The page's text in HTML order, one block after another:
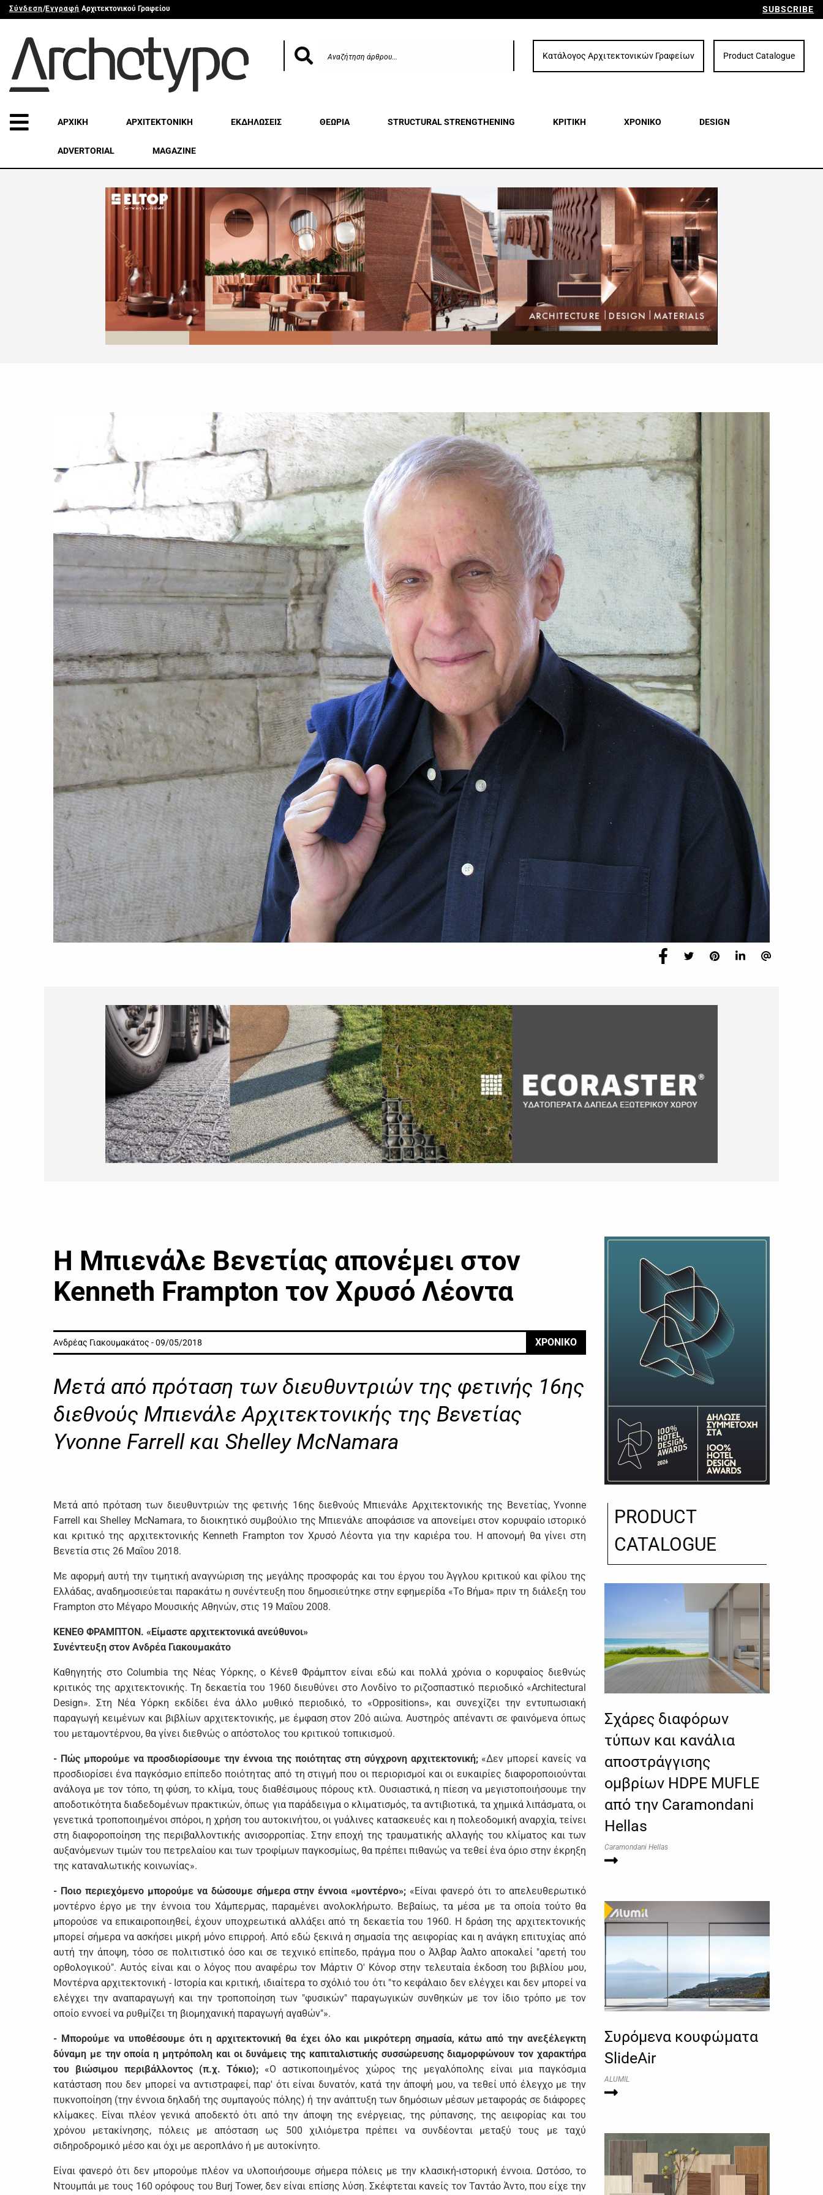
Σύνδεση/Εγγραφή Αρχιτεκτονικού Γραφείου SUBSCRIBE
Κατάλογος Αρχιτεκτονικών Γραφείων Product Catalogue
ΑΡΧΙΚΗ ΑΡΧΙΤΕΚΤΟΝΙΚΗ ΕΚΔΗΛΩΣΕΙΣ ΘΕΩΡΙΑ STRUCTURAL STRENGTHENING ΚΡΙΤΙΚΗ ΧΡΟΝΙΚΟ DESIGN
ADVERTORIAL MAGAZINE
Η Μπιενάλε Βενετίας απονέμει στον
Kenneth Frampton τον Χρυσό Λέοντα
Ανδρέας Γιακουμακάτος - 09/05/2018 ΧΡΟΝΙΚΟ
Μετά από πρόταση των διευθυντριών της φετινής 16ης
διεθνούς Μπιενάλε Αρχιτεκτονικής της Βενετίας
Yvonne Farrell και Shelley McNamara
Μετά από πρόταση των διευθυντριών της φετινής 16ης διεθνούς Μπιενάλε Αρχιτεκτονικής της Βενετίας, Yvonne
Farrell και Shelley McNamara, το διοικητικό συμβούλιο της Μπιενάλε αποφάσισε να απονείμει στον κορυφαίο ιστορικό
και κριτικό της αρχιτεκτονικής Kenneth Frampton τον Χρυσό Λέοντα για την καριέρα του. Η απονομή θα γίνει στη
Βενετία στις 26 Μαΐου 2018.
Με αφορμή αυτή την τιμητική αναγνώριση της μεγάλης προσφοράς και του έργου του Άγγλου κριτικού και φίλου της
Ελλάδας, αναδημοσιεύεται παρακάτω η συνέντευξη που δημοσιεύτηκε στην εφημερίδα «Το Βήμα» πριν τη διάλεξη του
Frampton στο Μέγαρο Μουσικής Αθηνών, στις 19 Μαΐου 2008.
ΚΕΝΕΘ ΦΡΑΜΠΤΟΝ. «Είμαστε αρχιτεκτονικά ανεύθυνοι»
Συνέντευξη στον Ανδρέα Γιακουμακάτο
Καθηγητής στο Columbia της Νέας Υόρκης, ο Κένεθ Φράμπτον είναι εδώ και πολλά χρόνια ο κορυφαίος διεθνώς
κριτικός της αρχιτεκτονικής. Τη δεκαετία του 1960 διευθύνει στο Λονδίνο το ριζοσπαστικό περιοδικό «Architectural
Design». Στη Νέα Υόρκη εκδίδει ένα άλλο μυθικό περιοδικό, το «Oppositions», και συνεχίζει την εντυπωσιακή
παραγωγή κειμένων και βιβλίων αρχιτεκτονικής, με έμφαση στον 20ό αιώνα. Αυστηρός απέναντι σε φαινόμενα όπως
του μεταμοντέρνου, θα γίνει διεθνώς ο απόστολος του κριτικού τοπικισμού.
- Πώς μπορούμε να προσδιορίσουμε την έννοια της ποιότητας στη σύγχρονη αρχιτεκτονική; «Δεν μπορεί κανείς να
προσδιορίσει ένα παγκόσμιο επίπεδο ποιότητας από τη στιγμή που οι περιορισμοί και οι ευκαιρίες διαφοροποιούνται
ανάλογα με τον τόπο, τη φύση, το κλίμα, τους διαθέσιμους πόρους κτλ. Ουσιαστικά, η πίεση να μεγιστοποιήσουμε την
αποδοτικότητα διαδεδομένων πρακτικών, όπως για παράδειγμα ο κλιματισμός, τα αντιβιοτικά, τα χημικά λιπάσματα, οι
γενετικά τροποποιημένοι σπόροι, η χρήση του αυτοκινήτου, οι γυάλινες κατασκευές και η πολεοδομική αναρχία, τείνει
στη διαφοροποίηση της περιβαλλοντικής ανισορροπίας. Στην εποχή της τραυματικής αλλαγής του κλίματος και των
αυξανόμενων τιμών του πετρελαίου και των τροφίμων παγκοσμίως, θα πρέπει πιθανώς να τεθεί ένα όριο στην έκρηξη
της καταναλωτικής κοινωνίας».
- Ποιο περιεχόμενο μπορούμε να δώσουμε σήμερα στην έννοια «μοντέρνο»; «Είναι φανερό ότι το απελευθερωτικό
μοντέρνο έργο με την έννοια του Χάμπερμας, παραμένει ανολοκλήρωτο. Βεβαίως, τα μέσα με τα οποία τούτο θα
μπορούσε να επικαιροποιηθεί, έχουν υποχρεωτικά αλλάξει από τη δεκαετία του 1960. Η δράση της αρχιτεκτονικής
μπορεί σήμερα να ασκήσει μικρή μόνο επιρροή. Από εδώ ξεκινά η σημασία της αειφορίας και η ανάγκη επιτυχίας από
αυτή την άποψη, τόσο σε πολιτιστικό όσο και σε τεχνικό επίπεδο, πράγμα που ο Άλβαρ Άαλτο αποκαλεί "αρετή του
ορθολογικού". Αυτός είναι και ο λόγος που αναφέρω τον Μάρτιν Ο' Κόνορ στην τελευταία έκδοση του βιβλίου μου,
Μοντέρνα αρχιτεκτονική - Ιστορία και κριτική, ιδιαίτερα το σχόλιό του ότι "το κεφάλαιο δεν ελέγχει και δεν μπορεί να
ελέγχει την αναπαραγωγή και την τροποποίηση των "φυσικών" παραγωγικών συνθηκών με τον ίδιο τρόπο με τον
οποίο εννοεί να ρυθμίζει τη βιομηχανική παραγωγή αγαθών"».
- Μπορούμε να υποθέσουμε ότι η αρχιτεκτονική θα έχει όλο και μικρότερη σημασία, κάτω από την ανεξέλεγκτη
δύναμη με την οποία η μητρόπολη και οι δυνάμεις της καπιταλιστικής συσσώρευσης διαμορφώνουν τον χαρακτήρα
του βιώσιμου περιβάλλοντος (π.χ. Τόκιο); «Ο αστικοποιημένος χώρος της μεγαλόπολης είναι μια παγκόσμια
κατάσταση που δεν μπορεί να αντιστραφεί, παρ' ότι είναι δυνατόν, κατά την άποψή μου, να τεθεί υπό έλεγχο με την
πυκνοποίηση (την έννοια δηλαδή της συμπαγούς πόλης) ή την ανάπτυξη των δημόσιων μέσων μεταφοράς σε διάφορες
κλίμακες. Είναι πλέον γενικά αποδεκτό ότι από την άποψη της ενέργειας, της ρύπανσης, της αειφορίας και του
χρόνου μετακίνησης, πόλεις με απόσταση ως 500 χιλιόμετρα πρέπει να συνδέονται μεταξύ τους με ταχύ
σιδηροδρομικό μέσο και όχι με αεροπλάνο ή με αυτοκίνητο.
Είναι φανερό ότι δεν μπορούμε πλέον να υλοποιήσουμε σήμερα πόλεις με την κλασική-ιστορική έννοια. Ωστόσο, το
Ντουμπάι με τους 160 ορόφους του Burj Tower, δεν είναι επίσης λύση. Σκέφτεται κανείς τον Ταντάο Άντο, που είχε την
PRODUCT
CATALOGUE
Σχάρες διαφόρων
τύπων και κανάλια
αποστράγγισης
ομβρίων HDPE MUFLE
από την Caramondani
Hellas
Caramondani Hellas
Συρόμενα κουφώματα
SlideAir
ALUMIL